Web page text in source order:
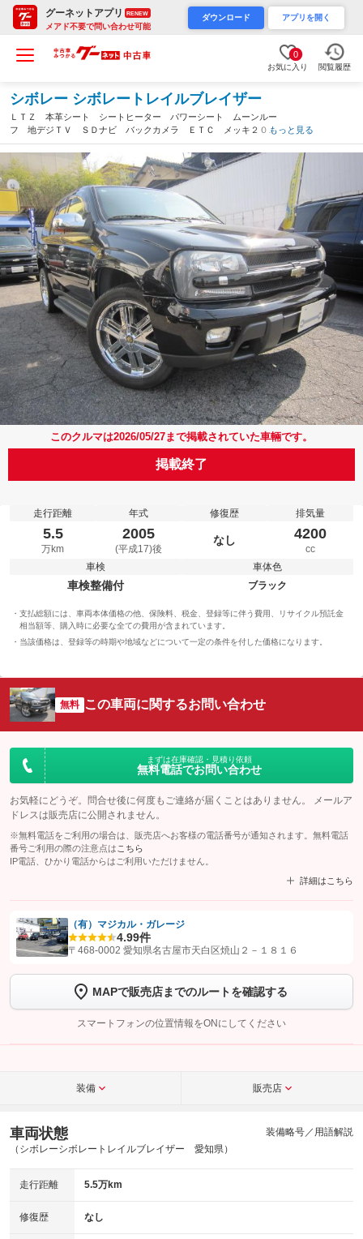
グーネットアプリ RENEW
メアド不要で問い合わせ可能
ダウンロード アプリを開く
0
お気に入り 閲覧履歴
シボレー シボレートレイルブレイザー
ＬＴＺ 本革シート シートヒーター パワーシート ムーンルー
フ 地デジＴＶ ＳＤナビ バックカメラ ＥＴＣ メッキ２０イ
ンチＡＷ ウッドパネル 整備記録簿有 ＨＩＤヘッドライト ク
ルコン キーレス（愛知県）
もっと見る
このクルマは2026/05/27まで掲載されていた車輛です。
掲載終了
走行距離
5.5
万km
年式
2005
(平成17)後
修復歴
なし
排気量
4200
cc
車検
車検整備付
車体色
ブラック
支払総額には、車両本体価格の他、保険料、税金、登録等に伴う費用、リサイクル預託金
相当額等、購入時に必要な全ての費用が含まれています。
当該価格は、登録等の時期や地域などについて一定の条件を付した価格になります。
無料 この車両に関するお問い合わせ
まずは在庫確認・見積り依頼
無料電話でお問い合わせ
お気軽にどうぞ。問合せ後に何度もご連絡が届くことはありません。 メールア
ドレスは販売店に公開されません。
※無料電話をご利用の場合は、販売店へお客様の電話番号が通知されます。無料電話
番号ご利用の際の注意点は こちら
IP電話、ひかり電話からはご利用いただけません。
詳細はこちら
【STEP1】認証画面でグーネットを友だち追加してから「許可する」ボタンを押
トーク画面で
ボタンをタップして問い合わせを
完了してください。
こちら
（有）マジカル・ガレージ
4.99件
〒468-0002 愛知県名古屋市天白区焼山２－１８１６
MAPで販売店までのルートを確認する
スマートフォンの位置情報をONにしてください
装備 販売店
車両状態
（シボレーシボレートレイルブレイザー 愛知県）
装備略号／用語解説
走行距離 5.5万km
修復歴 なし